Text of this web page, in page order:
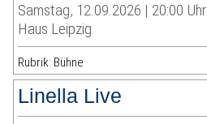
Samstag, 12.09.2026 | 20:00 Uhr
Haus Leipzig
Rubrik: Bühne
Linella Live